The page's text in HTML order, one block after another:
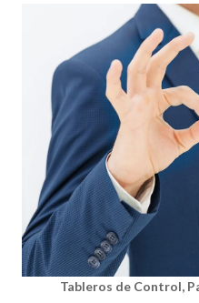
Tableros de Control,